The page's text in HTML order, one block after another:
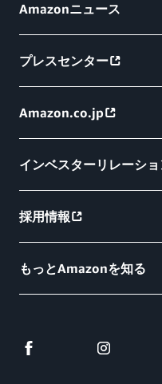
Amazonニュース
プレスセンター
Amazon.co.jp
インベスターリレーショ
採用情報
もっとAmazonを知る